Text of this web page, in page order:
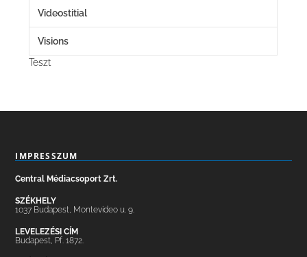
Videostitial
Visions
Teszt
IMPRESSZUM
Central Médiacsoport Zrt.
SZÉKHELY
1037 Budapest, Montevideo u. 9.
LEVELEZÉSI CÍM
Budapest, Pf. 1872.